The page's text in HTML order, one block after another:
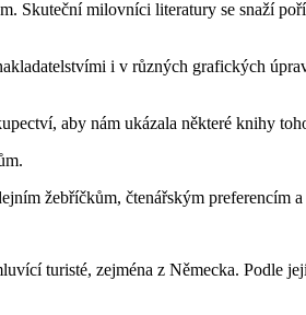
Skuteční milovníci literatury se snaží
i v různých grafických
aby nám ukázala některé knihy
žebříčkům, čtenářským preferencím
turisté, zejména z Německa. Podle